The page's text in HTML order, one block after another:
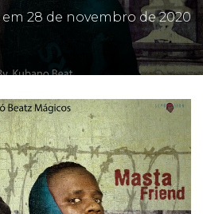
N
A
V
E
G
Ç
em 28 de novembro de 2020